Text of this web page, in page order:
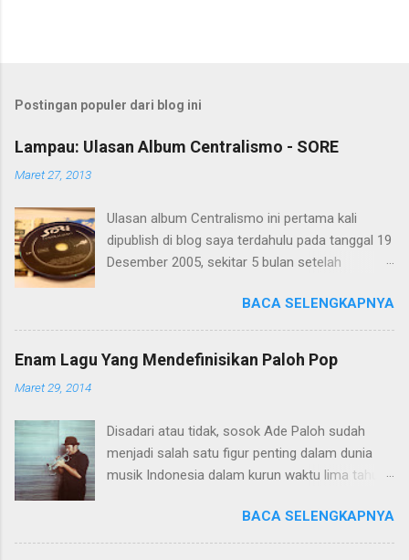
t
g
K
m
e
n
t
a
r
Postingan populer dari blog ini
Lampau: Ulasan Album Centralismo - SORE
Maret 27, 2013
Ulasan album Centralismo ini pertama kali
dipublish di blog saya terdahulu pada tanggal 19
Desember 2005, sekitar 5 bulan setelah
Saya muat kembali di blog ini dalam rangka
menyambut album The Best of SORE yang akan
dirilis 5Mei 2013 nanti.
foto oleh Meidhan Fidella
BACA SELENGKAPNYA
Enam Lagu Yang Mendefinisikan Paloh Pop
Maret 29, 2014
Disadari atau tidak, sosok Ade Paloh sudah
menjadi salah satu figur penting dalam dunia
musik Indonesia dalam kurun waktu lima tahun
menciptakan lagu-lagu yang sedemikian nikmat
untuk telinga orang banyak. Ade juga telah
BACA SELENGKAPNYA